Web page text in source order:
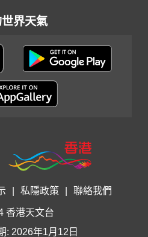
界天氣
私隱政策 聯絡我們
香港天文台
: 2026年1月12日